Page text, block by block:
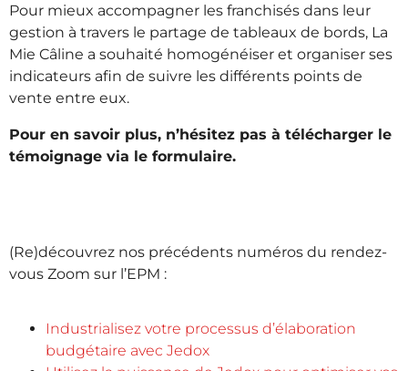
Pour mieux accompagner les franchisés dans leur
gestion à travers le partage de tableaux de bords, La
Mie Câline a souhaité homogénéiser et organiser ses
indicateurs afin de suivre les différents points de
vente entre eux.
Pour en savoir plus, n’hésitez pas à télécharger le
témoignage via le formulaire.
(Re)découvrez nos précédents numéros du rendez-
vous Zoom sur l’EPM :
Industrialisez votre processus d’élaboration
budgétaire avec Jedox